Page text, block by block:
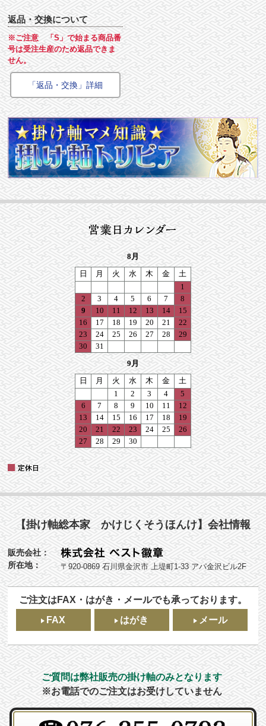
返品・交換について
※ご注意 「S」で始まる商品番
号は受注生産のため返品できま
せん。
「返品・交換」詳細
【掛け軸総本家 かけじくそうほんけ】会社情報
販売会社：
所在地：
〒920-0869 石川県金沢市 上堤町1-33 アパ金沢ビル2F
ご注文はFAX・はがき・メールでも承っております。
FAX
はがき メール
ご質問は弊社販売の掛け軸のみとなります
※お電話でのご注文はお受けしていません